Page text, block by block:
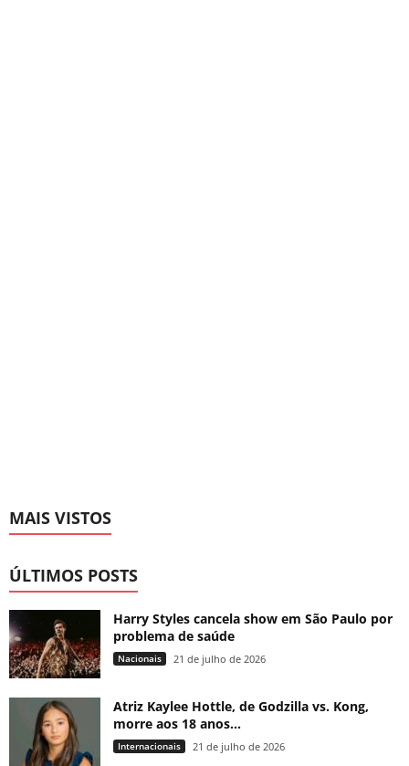
MAIS VISTOS
ÚLTIMOS POSTS
Harry Styles cancela show em São Paulo por
problema de saúde
Nacionais 21 de julho de 2026
Atriz Kaylee Hottle, de Godzilla vs. Kong,
morre aos 18 anos...
Internacionais 21 de julho de 2026